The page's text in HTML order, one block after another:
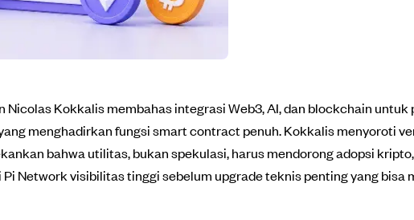
Kokkalis membahas integrasi Web3, AI, dan blockchain untuk
menghadirkan fungsi smart contract penuh. Kokkalis menyoroti
bahwa utilitas, bukan spekulasi, harus mendorong adopsi
Network visibilitas tinggi sebelum upgrade teknis penting yang bisa